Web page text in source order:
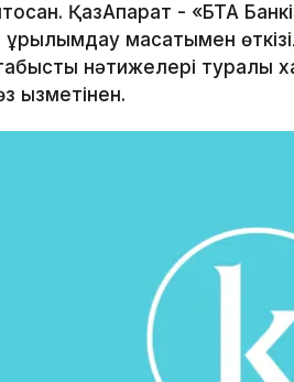
ҚазАқпарат - «БТА
құрылымдау мақсатымен
нәтижелері туралы
қызметінен.